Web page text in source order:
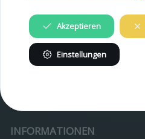
INHALTE
INFORMATIONEN
Akzeptieren
Einstellungen